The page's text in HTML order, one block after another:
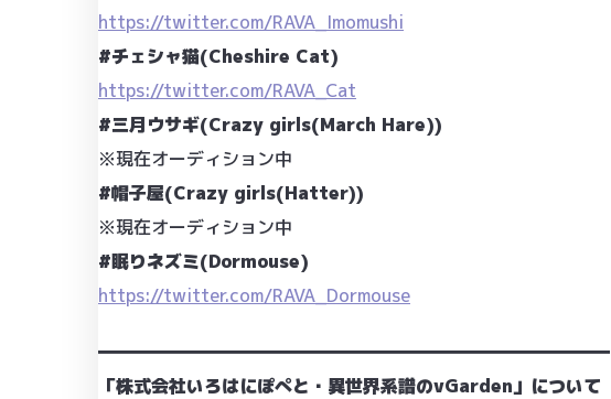
https://twitter.com/RAVA_Imomushi
#チェシャ猫(Cheshire Cat)
https://twitter.com/RAVA_Cat
#三月ウサギ(Crazy girls(March Hare))
※現在オーディション中
#帽子屋(Crazy girls(Hatter))
※現在オーディション中
#眠りネズミ(Dormouse)
https://twitter.com/RAVA_Dormouse
━━━━━━━━━━━━━━━━━━━━━━━━━━━━━
「株式会社いろはにぽぺと・異世界系譜のvGarden」について